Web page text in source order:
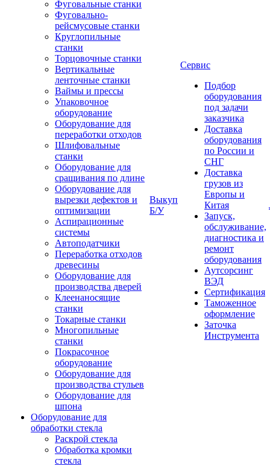
Фуговальные станки
Фуговально-
рейсмусовые станки
Круглопильные
станки
Торцовочные станки
Вертикальные
ленточные станки
Ваймы и прессы
Упаковочное
оборудование
Оборудование для
переработки отходов
Шлифовальные
станки
Оборудование для
сращивания по длине
Оборудование для
вырезки дефектов и
оптимизации
Аспирационные
системы
Автоподатчики
Переработка отходов
древесины
Оборудование для
производства дверей
Клеенаносящие
станки
Токарные станки
Многопильные
станки
Покрасочное
оборудование
Оборудование для
производства стульев
Оборудование для
шпона
Оборудование для
обработки стекла
Раскрой стекла
Обработка кромки
стекла
Выкуп
Б/У
Сервис
Подбор
оборудования
под задачи
заказчика
Доставка
оборудования
по России и
СНГ
Доставка
грузов из
Европы и
Китая
Запуск,
обслуживание,
диагностика и
ремонт
оборудования
Аутсорсинг
ВЭД
Сертификация
Таможенное
оформление
Заточка
Инструмента